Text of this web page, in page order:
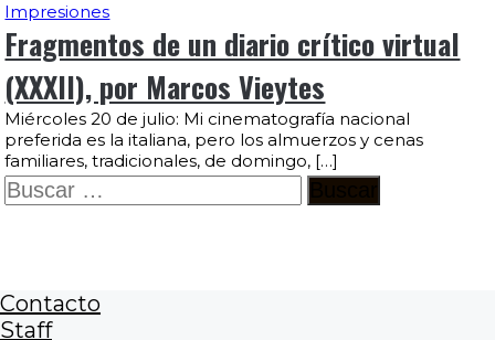
Impresiones
Fragmentos de un diario crítico virtual
(XXXII), por Marcos Vieytes
Miércoles 20 de julio: Mi cinematografía nacional
preferida es la italiana, pero los almuerzos y cenas
familiares, tradicionales, de domingo, […]
Buscar:
Contacto
Staff